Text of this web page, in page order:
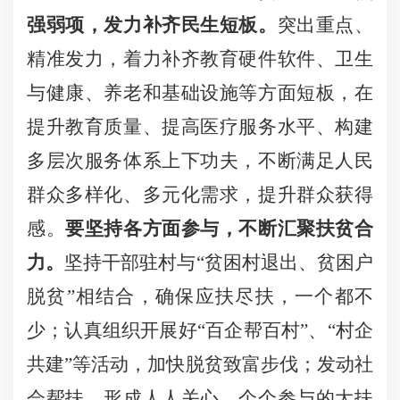
强弱项，发力补齐民生短板。 突出重点、
精准发力，着力补齐教育硬件软件、卫生
与健康、养老和基础设施等方面短板，在
提升教育质量、提高医疗服务水平、构建
多层次服务体系上下功夫，不断满足人民
群众多样化、多元化需求，提升群众获得
感。要坚持各方面参与，不断汇聚扶贫合
力。 坚持干部驻村与“贫困村退出、贫困户
脱贫”相结合，确保应扶尽扶，一个都不
少；认真组织开展好“百企帮百村”、“村企
共建”等活动，加快脱贫致富步伐； 发动社